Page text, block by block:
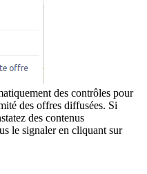
des contrôles pour
des offres diffusées. Si
des contenus
le signaler en cliquant sur